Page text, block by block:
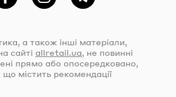
ФейсбукInstagramTelegram
а також інші матеріали,
сайті allretail.ua, не повинні
прямо або опосередковано,
що містить рекомендації